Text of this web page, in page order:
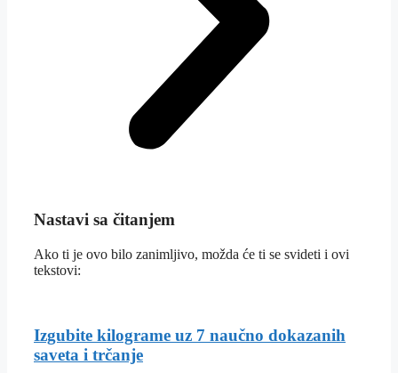
Nastavi sa čitanjem
Ako ti je ovo bilo zanimljivo, možda će ti se svideti i ovi
tekstovi:
Izgubite kilograme uz 7 naučno dokazanih
saveta i trčanje